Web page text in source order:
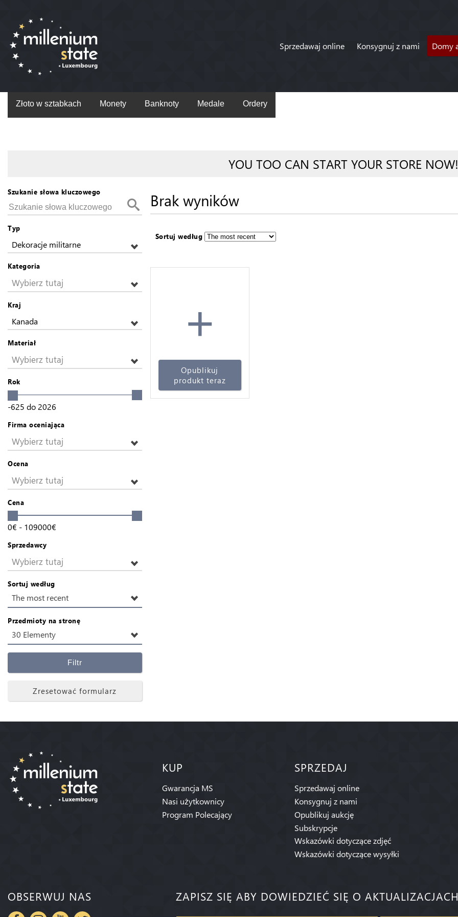
Sprzedawaj online Konsygnuj z nami Domy
Złoto w sztabkach Monety Banknoty Medale Ordery
YOU TOO CAN START YOUR STORE NOW!
Szukanie słowa kluczowego
Typ
Dekoracje militarne
Kategoria
Wybierz tutaj
Kraj
Kanada
Materiał
Wybierz tutaj
Rok
-625 do 2026
Firma oceniająca
Wybierz tutaj
Ocena
Wybierz tutaj
Cena
0€ - 109000€
Sprzedawcy
Wybierz tutaj
Sortuj według
The most recent
Przedmioty na stronę
30 Elementy
Filtr
Zresetować formularz
Brak wyników
Sortuj według
+
Opublikuj
produkt teraz
KUP
Gwarancja MS
Nasi użytkownicy
Program Polecający
SPRZEDAJ
Sprzedawaj online
Konsygnuj z nami
Opublikuj aukcję
Subskrypcje
Wskazówki dotyczące zdjęć
Wskazówki dotyczące wysyłki
OBSERWUJ NAS ZAPISZ SIĘ ABY DOWIEDZIEĆ SIĘ O